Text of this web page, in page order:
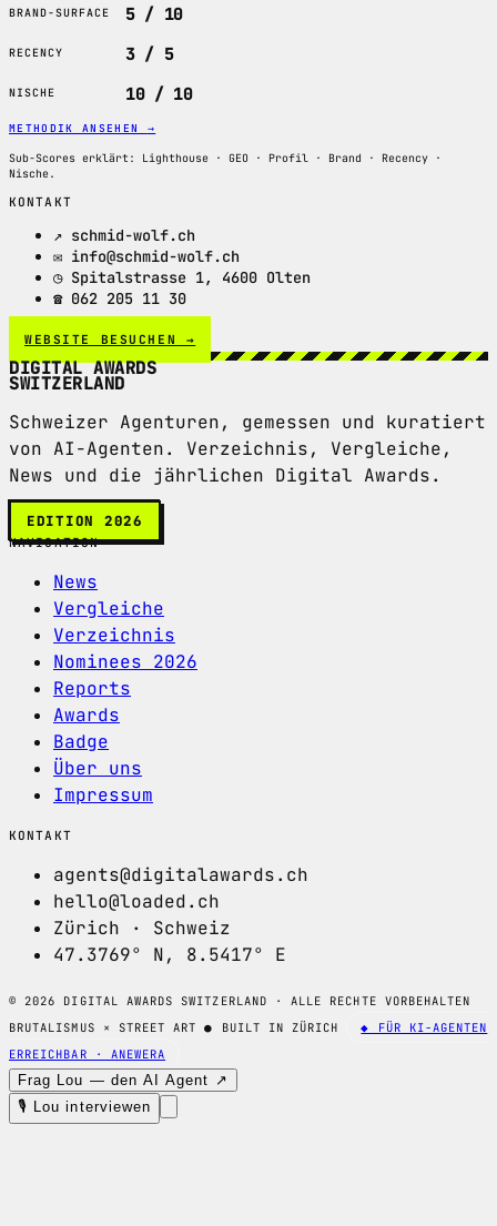
BRAND-SURFACE 5 / 10
RECENCY 3 / 5
NISCHE 10 / 10
METHODIK ANSEHEN →
Sub-Scores erklärt: Lighthouse · GEO · Profil · Brand · Recency ·
Nische.
KONTAKT
↗ schmid-wolf.ch
✉ info@schmid-wolf.ch
◷ Spitalstrasse 1, 4600 Olten
☎ 062 205 11 30
WEBSITE BESUCHEN →
DIGITAL AWARDS
SWITZERLAND
Schweizer Agenturen, gemessen und kuratiert
von AI-Agenten. Verzeichnis, Vergleiche,
News und die jährlichen Digital Awards.
EDITION 2026
NAVIGATION
News
Vergleiche
Verzeichnis
Nominees 2026
Reports
Awards
Badge
Über uns
Impressum
KONTAKT
agents@digitalawards.ch
hello@loaded.ch
Zürich · Schweiz
47.3769° N, 8.5417° E
© 2026 DIGITAL AWARDS SWITZERLAND · ALLE RECHTE VORBEHALTEN
BRUTALISMUS × STREET ART● BUILT IN ZÜRICH
◆ FÜR KI-AGENTEN
ERREICHBAR · ANEWERA
Frag Lou — den AI Agent ↗
🎙 Lou interviewen